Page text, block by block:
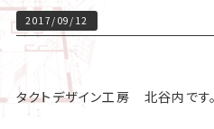
2017/09/12
タクトデザイン工房 北谷内です。